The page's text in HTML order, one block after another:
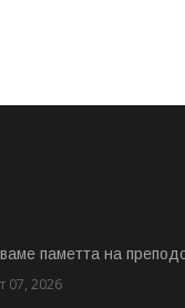
паметта на
07, 2026